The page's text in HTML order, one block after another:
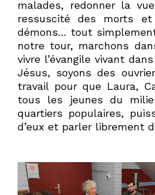
malades, redonner la
ressuscité des morts
démons… tout
notre tour, marchons
vivre l’évangile vivant
Jésus, soyons des
travail pour que Laura,
tous les jeunes du
quartiers populaires,
d’eux et parler librement